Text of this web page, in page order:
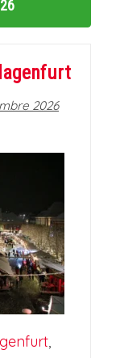
2026
,